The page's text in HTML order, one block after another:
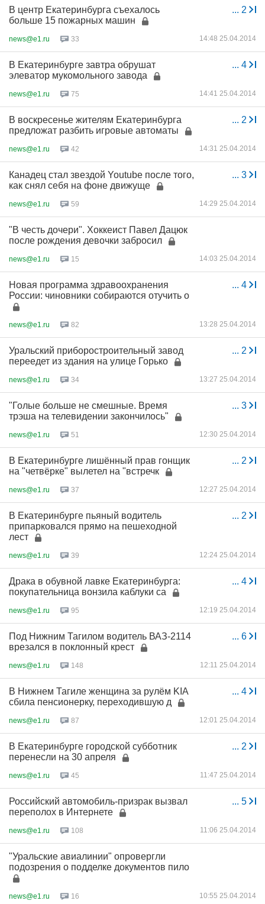
... 2
В центр Екатеринбурга съехалось
больше 15 пожарных машин
news@e1.ru 33 14:48 25.04.2014
... 4
В Екатеринбурге завтра обрушат
элеватор мукомольного завода
news@e1.ru 75 14:41 25.04.2014
... 2
В воскресенье жителям Екатеринбурга
предложат разбить игровые автоматы
news@e1.ru 42 14:31 25.04.2014
... 3
Канадец стал звездой Youtube после того,
как снял себя на фоне движуще
news@e1.ru 59 14:29 25.04.2014
"В честь дочери". Хоккеист Павел Дацюк
после рождения девочки забросил
news@e1.ru 15 14:03 25.04.2014
... 4
Новая программа здравоохранения
России: чиновники собираются отучить о
news@e1.ru 82 13:28 25.04.2014
... 2
Уральский приборостроительный завод
переедет из здания на улице Горько
news@e1.ru 34 13:27 25.04.2014
... 3
"Голые больше не смешные. Время
трэша на телевидении закончилось"
news@e1.ru 51 12:30 25.04.2014
... 2
В Екатеринбурге лишённый прав гонщик
на "четвёрке" вылетел на "встречк
news@e1.ru 37 12:27 25.04.2014
... 2
В Екатеринбурге пьяный водитель
припарковался прямо на пешеходной
лест
news@e1.ru 39 12:24 25.04.2014
... 4
Драка в обувной лавке Екатеринбурга:
покупательница вонзила каблуки са
news@e1.ru 95 12:19 25.04.2014
... 6
Под Нижним Тагилом водитель ВАЗ-2114
врезался в поклонный крест
news@e1.ru 148 12:11 25.04.2014
... 4
В Нижнем Тагиле женщина за рулём KIA
сбила пенсионерку, переходившую д
news@e1.ru 87 12:01 25.04.2014
... 2
В Екатеринбурге городской субботник
перенесли на 30 апреля
news@e1.ru 45 11:47 25.04.2014
... 5
Российский автомобиль-призрак вызвал
переполох в Интернете
news@e1.ru 108 11:06 25.04.2014
"Уральские авиалинии" опровергли
подозрения о подделке документов пило
news@e1.ru 16 10:55 25.04.2014